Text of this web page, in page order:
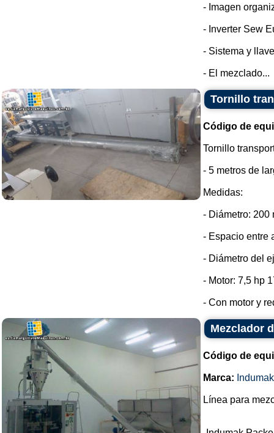
- Imagen
- Inverter Sew
- Sistema y
- El mezclado...
Tornillo
Código de
Tornillo
- 5 metros de
Medidas:
- Diámetro: 200
- Espacio entre
- Diámetro del
- Motor: 7,5 hp
- Con motor y
Mezclador
Código de
Marca: Indumak
Línea para